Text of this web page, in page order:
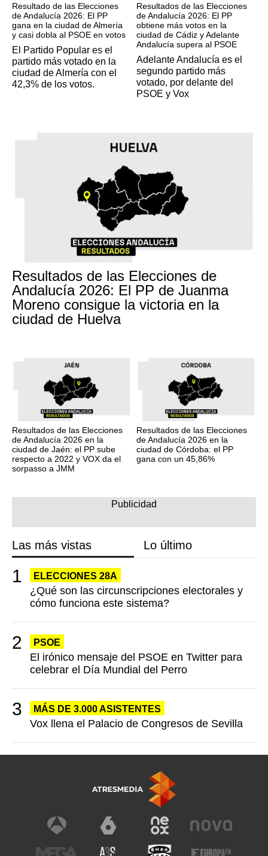
Resultado de las Elecciones
de Andalucía 2026: El PP
gana en la ciudad de Almería
y casi dobla al PSOE en votos
El Partido Popular es el
partido más votado en la
ciudad de Almería con el
42,3% de los votos.
Resultados de las Elecciones
de Andalucía 2026: El PP
obtiene más votos en la
ciudad de Cádiz y Adelante
Andalucía supera al PSOE
Adelante Andalucía es el
segundo partido más
votado, por delante del
PSOE y Vox
Resultados de las Elecciones de
Andalucía 2026: El PP de Juanma
Moreno consigue la victoria en la
ciudad de Huelva
Resultados de las Elecciones
de Andalucía 2026 en la
ciudad de Jaén: el PP sube
respecto a 2022 y VOX da el
sorpasso a JMM
Resultados de las Elecciones
de Andalucía 2026 en la
ciudad de Córdoba: el PP
gana con un 45,86%
Las más vistas Lo último
ELECCIONES 28A
¿Qué son las circunscripciones electorales y
cómo funciona este sistema?
PSOE
El irónico mensaje del PSOE en Twitter para
celebrar el Día Mundial del Perro
MÁS DE 3.000 ASISTENTES
Vox llena el Palacio de Congresos de Sevilla